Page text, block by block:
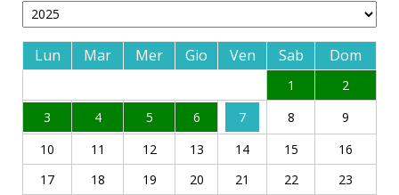
Lun Mar Mer Gio Ven Sab Dom
1
2
3
4 5 6 7 8
9
10
11 12 13 14 15
16
17
18 19 20 21 22
23